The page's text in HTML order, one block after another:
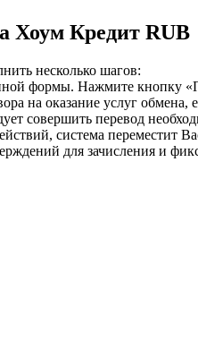
Хоум Кредит RUB
несколько шагов:
формы. Нажмите кнопку
на оказание услуг
совершить перевод
система переместит
для зачисления и